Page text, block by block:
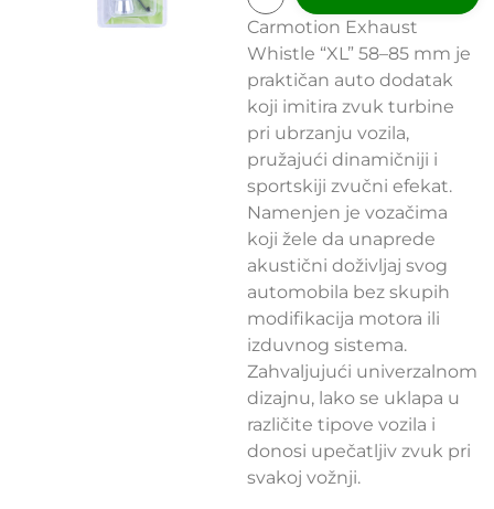
Carmotion Exhaust
Whistle “XL” 58–85 mm je
praktičan auto dodatak
koji imitira zvuk turbine
pri ubrzanju vozila,
pružajući dinamičniji i
sportskiji zvučni efekat.
Namenjen je vozačima
koji žele da unaprede
akustični doživljaj svog
automobila bez skupih
modifikacija motora ili
izduvnog sistema.
Zahvaljujući univerzalnom
dizajnu, lako se uklapa u
različite tipove vozila i
donosi upečatljiv zvuk pri
svakoj vožnji.